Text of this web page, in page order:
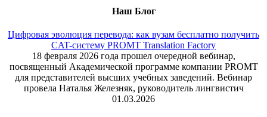
Наш Блог
Цифровая эволюция перевода: как вузам бесплатно получить
CAT-систему PROMT Translation Factory
18 февраля 2026 года прошел очередной вебинар,
посвященный Академической программе компании PROMT
для представителей высших учебных заведений. Вебинар
провела Наталья Железняк, руководитель лингвистич
01.03.2026